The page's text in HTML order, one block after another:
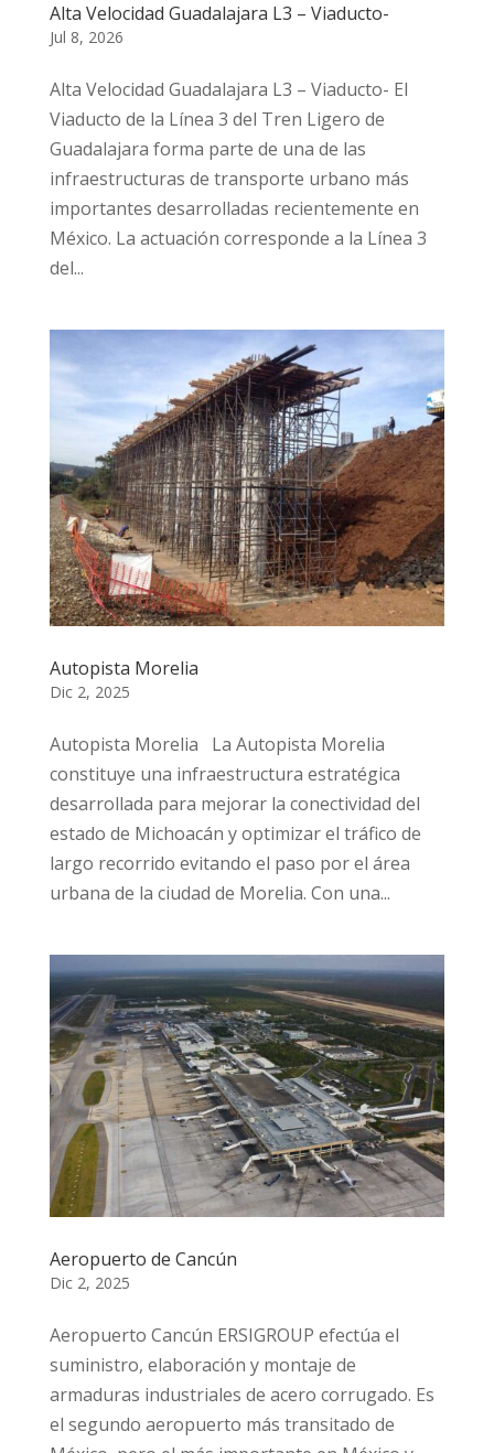
Alta Velocidad Guadalajara L3 – Viaducto-
Jul 8, 2026
Alta Velocidad Guadalajara L3 – Viaducto- El
Viaducto de la Línea 3 del Tren Ligero de
Guadalajara forma parte de una de las
infraestructuras de transporte urbano más
importantes desarrolladas recientemente en
México. La actuación corresponde a la Línea 3
del...
Autopista Morelia
Dic 2, 2025
Autopista Morelia La Autopista Morelia
constituye una infraestructura estratégica
desarrollada para mejorar la conectividad del
estado de Michoacán y optimizar el tráfico de
largo recorrido evitando el paso por el área
urbana de la ciudad de Morelia. Con una...
Aeropuerto de Cancún
Dic 2, 2025
Aeropuerto Cancún ERSIGROUP efectúa el
suministro, elaboración y montaje de
armaduras industriales de acero corrugado. Es
el segundo aeropuerto más transitado de